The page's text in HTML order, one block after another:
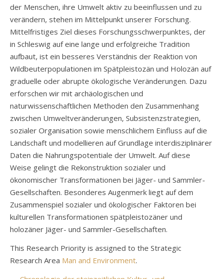
der Menschen, ihre Umwelt aktiv zu beeinflussen und zu
verändern, stehen im Mittelpunkt unserer Forschung.
Mittelfristiges Ziel dieses Forschungsschwerpunktes, der
in Schleswig auf eine lange und erfolgreiche Tradition
aufbaut, ist ein besseres Verständnis der Reaktion von
Wildbeuterpopulationen im Spätpleistozän und Holozän auf
graduelle oder abrupte ökologische Veränderungen. Dazu
erforschen wir mit archäologischen und
naturwissenschaftlichen Methoden den Zusammenhang
zwischen Umweltveränderungen, Subsistenzstrategien,
sozialer Organisation sowie menschlichem Einfluss auf die
Landschaft und modellieren auf Grundlage interdisziplinärer
Daten die Nahrungspotentiale der Umwelt. Auf diese
Weise gelingt die Rekonstruktion sozialer und
ökonomischer Transformationen bei Jäger- und Sammler-
Gesellschaften. Besonderes Augenmerk liegt auf dem
Zusammenspiel sozialer und ökologischer Faktoren bei
kulturellen Transformationen spätpleistozäner und
holozäner Jäger- und Sammler-Gesellschaften.
This Research Priority is assigned to the Strategic
Research Area Man and Environment.